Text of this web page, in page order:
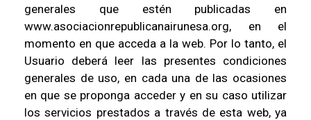
generales que estén publicadas en
www.asociacionrepublicanairunesa.org, en el
momento en que acceda a la web. Por lo tanto, el
Usuario deberá leer las presentes condiciones
generales de uso, en cada una de las ocasiones
en que se proponga acceder y en su caso utilizar
los servicios prestados a través de esta web, ya